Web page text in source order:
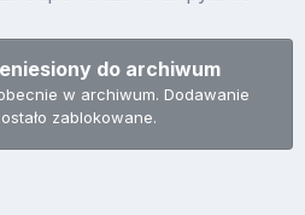
do archiwum
w archiwum. Dodawanie
zablokowane.